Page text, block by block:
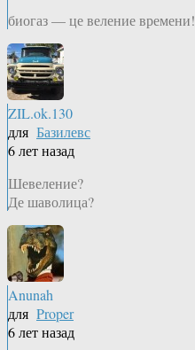
биогаз — це веление времени!
ZIL.ok.130
для Базилевс
6 лет назад
Шевеление?
Де шаволица?
Anunah
для Proper
6 лет назад